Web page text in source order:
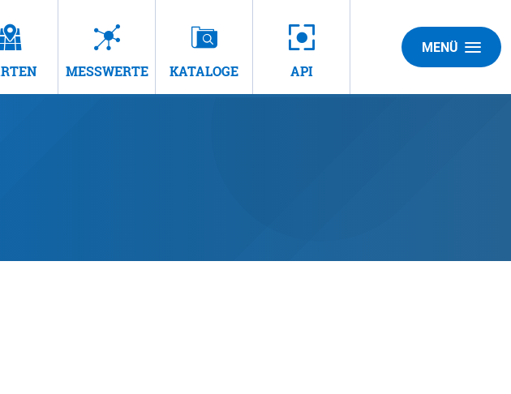
MESSWERTE KATALOGE API
MENÜ